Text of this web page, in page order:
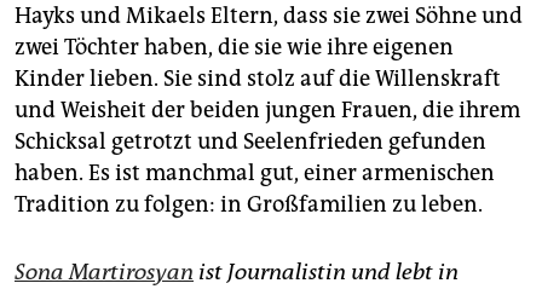
Hayks und Mikaels Eltern, dass sie zwei Söhne und
zwei Töchter haben, die sie wie ihre eigenen
Kinder lieben. Sie sind stolz auf die Willenskraft
und Weisheit der beiden jungen Frauen, die ihrem
Schicksal getrotzt und Seelenfrieden gefunden
haben. Es ist manchmal gut, einer armenischen
Tradition zu folgen: in Großfamilien zu leben.
Sona Martirosyan ist Journalistin und lebt in